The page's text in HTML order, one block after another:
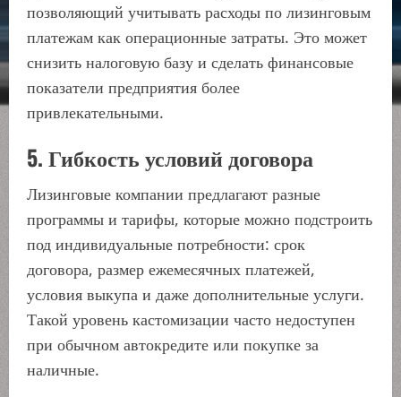
позволяющий учитывать расходы по лизинговым
платежам как операционные затраты. Это может
снизить налоговую базу и сделать финансовые
показатели предприятия более
привлекательными.
5. Гибкость условий договора
Лизинговые компании предлагают разные
программы и тарифы, которые можно подстроить
под индивидуальные потребности: срок
договора, размер ежемесячных платежей,
условия выкупа и даже дополнительные услуги.
Такой уровень кастомизации часто недоступен
при обычном автокредите или покупке за
наличные.